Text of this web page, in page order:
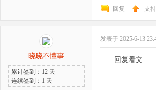
回复 支持
晓晓不懂事
累计签到：12 天
连续签到：1 天
发表于 2025-6-13
回复